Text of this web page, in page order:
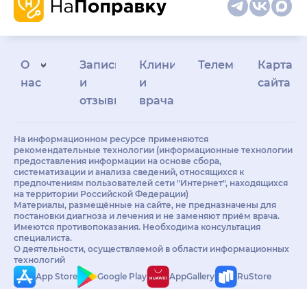
О
нас
Запись
и
отзывы
Клиникам
и
врачам
Телемедицина
Карта
сайта
На информационном ресурсе применяются
рекомендательные технологии (информационные технологии
предоставления информации на основе сбора,
систематизации и анализа сведений, относящихся к
предпочтениям пользователей сети "Интернет", находящихся
на территории Российской Федерации)
Материалы, размещённые на сайте, не предназначены для
постановки диагноза и лечения и не заменяют приём врача.
Имеются противопоказания. Необходима консультация
специалиста.
О деятельности, осуществляемой в области информационных
технологий
App Store
Google Play AppGallery RuStore